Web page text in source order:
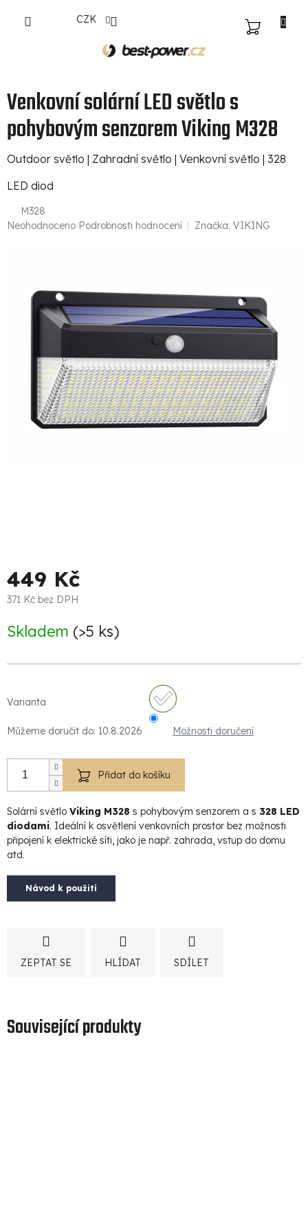
CZK
NÁKUPNÍ
Venkovní solární LED světlo s
pohybovým senzorem Viking M328
Outdoor světlo | Zahradní světlo | Venkovní světlo | 328
LED diod
M328
Průměrné
Neohodnoceno Podrobnosti hodnocení Značka: VIKING
449 Kč
371 Kč bez DPH
cena:
Skladem (>5 ks)
Varianta
Můžeme doručit do: 10.8.2026 Možnosti doručení
Přidat do košíku
Solární světlo Viking M328 s pohybovým senzorem a s 328 LED
diodami. Ideální k osvětlení venkovních prostor bez možnosti
připojení k elektrické síti, jako je např. zahrada, vstup do domu
atd.
Návod k použití
ZEPTAT SE HLÍDAT SDÍLET
Související produkty